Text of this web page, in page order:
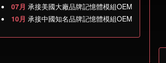
07月 承接美國大廠品牌記憶體模組OEM
10月 承接中國知名品牌記憶體模組OEM